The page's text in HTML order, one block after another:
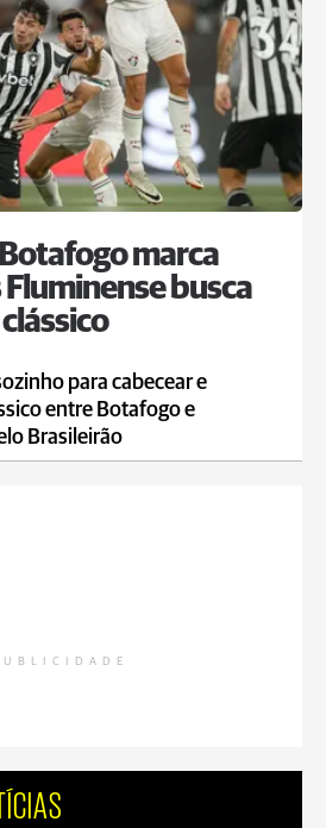
marca
Fluminense busca
para cabecear e
entre Botafogo e
Brasileirão